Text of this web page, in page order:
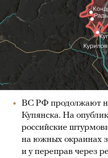
ВС РФ продолжают
Купянска. На
российские
на южных окраинах
и у переправ через